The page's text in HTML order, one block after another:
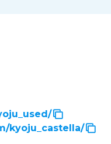
kyoju_castella/